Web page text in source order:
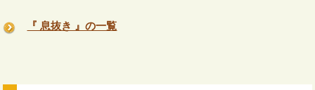
『 息抜き 』の一覧